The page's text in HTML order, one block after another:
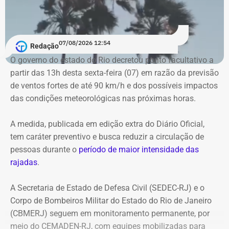
alertas sonoros da Defesa Civil. O acionamento das
sirenes indica risco de deslizamentos e a necessidade de
deslocamento para os pontos de apoio definidos pelo
município. Em situações de emergência, a população
pode acionar o Corpo de Bombeiros pelo telefone 193 e a
Defesa Civil pelo número 199.
Redação07/08/2026 12:54
O governo do estado do Rio decretou ponto facultativo a
partir das 13h desta sexta-feira (07) em razão da previsão
de ventos fortes de até 90 km/h e dos possíveis impactos
das condições meteorológicas nas próximas horas.
A medida, publicada em edição extra do Diário Oficial,
tem caráter preventivo e busca reduzir a circulação de
pessoas durante o período de maior intensidade das
rajadas.
A Secretaria de Estado de Defesa Civil (SEDEC-RJ) e o
Corpo de Bombeiros Militar do Estado do Rio de Janeiro
(CBMERJ) seguem em monitoramento permanente, por
meio do CEMADEN-RJ, com equipes mobilizadas para